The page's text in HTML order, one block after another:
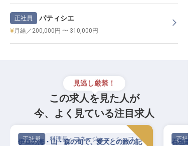
正社員 パティシエ
月給／200,000円 〜 310,000円
見逃し厳禁！
この求人を見た人が
今、よく見ている注目求人
正社員 料理長・マネージャー・シェフ
伊豆の海・山・森の旬で、愛犬との旅の記
正社
石垣